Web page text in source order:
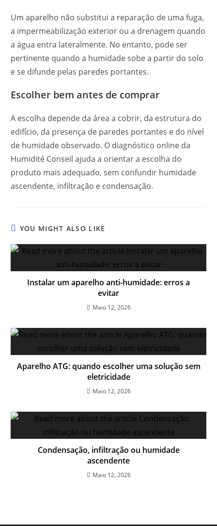
Um aparelho não substitui a reparação de uma fuga,
a impermeabilização exterior ou a drenagem quando
a água entra lateralmente. No entanto, pode ser
pertinente quando a humidade sobe a partir do solo
e se difunde pelas paredes portantes.
Escolher bem antes de comprar
A escolha depende da área a cobrir, da estrutura do
edifício, da presença de paredes portantes e do nível
de humidade observado. O diagnóstico online da
Humidité Conseil ajuda a orientar a escolha do
produto mais adequado, sem confundir humidade
ascendente, infiltração e condensação.
YOU MIGHT ALSO LIKE
Instalar um aparelho anti-humidade: erros a
evitar
Maio 12, 2026
Aparelho ATG: quando escolher uma solução sem
eletricidade
Maio 12, 2026
Condensação, infiltração ou humidade
ascendente
Maio 12, 2026